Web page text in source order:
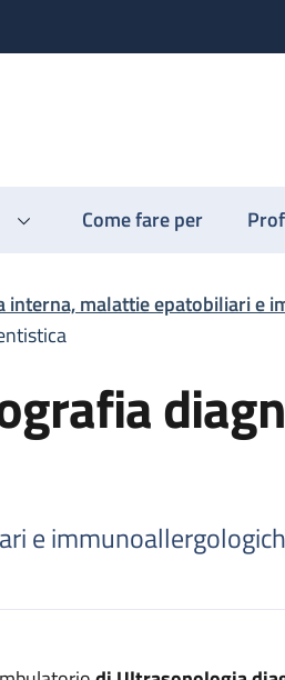
Come fare per
interna, malattie epatobiliari e
e